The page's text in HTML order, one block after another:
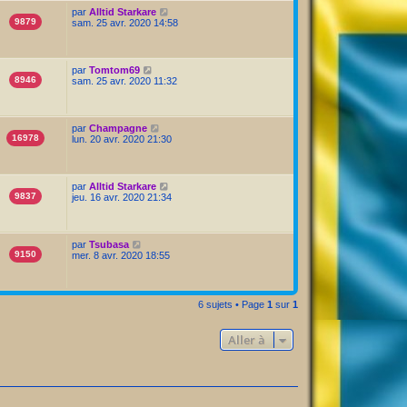
9879
par Alltid Starkare
sam. 25 avr. 2020 14:58
8946
par Tomtom69
sam. 25 avr. 2020 11:32
16978
par Champagne
lun. 20 avr. 2020 21:30
9837
par Alltid Starkare
jeu. 16 avr. 2020 21:34
9150
par Tsubasa
mer. 8 avr. 2020 18:55
6 sujets • Page 1 sur 1
Aller à